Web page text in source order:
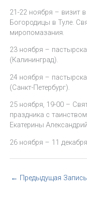
21-22 ноября – визит
Богородицы в Туле.
миропомазания.
23 ноября –
(Калининград).
24 ноября –
(Санкт-Петербург).
25 ноября, 19-00 –
праздника с
Екатерины
26 ноября – 11
← Предыдущая Запись